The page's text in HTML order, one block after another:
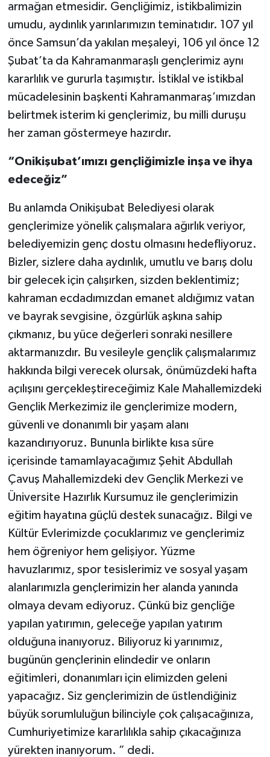
armağan etmesidir. Gençliğimiz, istikbalimizin
umudu, aydınlık yarınlarımızın teminatıdır. 107 yıl
önce Samsun’da yakılan meşaleyi, 106 yıl önce 12
Şubat’ta da Kahramanmaraşlı gençlerimiz aynı
kararlılık ve gururla taşımıştır. İstiklal ve istikbal
mücadelesinin başkenti Kahramanmaraş’ımızdan
belirtmek isterim ki gençlerimiz, bu milli duruşu
her zaman göstermeye hazırdır.
“Onikişubat’ımızı gençliğimizle inşa ve ihya
edeceğiz”
Bu anlamda Onikişubat Belediyesi olarak
gençlerimize yönelik çalışmalara ağırlık veriyor,
belediyemizin genç dostu olmasını hedefliyoruz.
Bizler, sizlere daha aydınlık, umutlu ve barış dolu
bir gelecek için çalışırken, sizden beklentimiz;
kahraman ecdadımızdan emanet aldığımız vatan
ve bayrak sevgisine, özgürlük aşkına sahip
çıkmanız, bu yüce değerleri sonraki nesillere
aktarmanızdır. Bu vesileyle gençlik çalışmalarımız
hakkında bilgi verecek olursak, önümüzdeki hafta
açılışını gerçekleştireceğimiz Kale Mahallemizdeki
Gençlik Merkezimiz ile gençlerimize modern,
güvenli ve donanımlı bir yaşam alanı
kazandırıyoruz. Bununla birlikte kısa süre
içerisinde tamamlayacağımız Şehit Abdullah
Çavuş Mahallemizdeki dev Gençlik Merkezi ve
Üniversite Hazırlık Kursumuz ile gençlerimizin
eğitim hayatına güçlü destek sunacağız. Bilgi ve
Kültür Evlerimizde çocuklarımız ve gençlerimiz
hem öğreniyor hem gelişiyor. Yüzme
havuzlarımız, spor tesislerimiz ve sosyal yaşam
alanlarımızla gençlerimizin her alanda yanında
olmaya devam ediyoruz. Çünkü biz gençliğe
yapılan yatırımın, geleceğe yapılan yatırım
olduğuna inanıyoruz. Biliyoruz ki yarınımız,
bugünün gençlerinin elindedir ve onların
eğitimleri, donanımları için elimizden geleni
yapacağız. Siz gençlerimizin de üstlendiğiniz
büyük sorumluluğun bilinciyle çok çalışacağınıza,
Cumhuriyetimize kararlılıkla sahip çıkacağınıza
yürekten inanıyorum. ” dedi.